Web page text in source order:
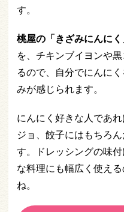
す。
桃屋の「きざみにんにく
を、チキンブイヨンや
るので、自分でにんに
みが感じられます。
にんにく好きな人であ
ジョ、餃子にはもちろ
す。ドレッシングの味
な料理にも幅広く使え
ね。